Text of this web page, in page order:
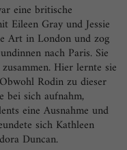
eine britische
Eileen Gray und Jessie
Art in London und zog
nach Paris. Sie
Hier lernte sie
Rodin zu dieser
bei sich aufnahm,
eine Ausnahme und
sich Kathleen
Duncan.